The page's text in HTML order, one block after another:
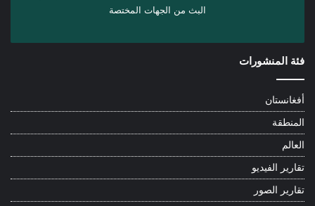
البث من الجهات المختصة
فئة المنشورات
أفغانستان
المنطقة
العالم
تقارير الفيديو
تقارير الصور